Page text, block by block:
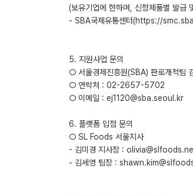
(보유기업에 한하며, 신청제품별 발급
- SBA국제유통센터(https://
5. 지원사업 문의
○ 서울경제진흥원(SBA) 판로개척팀
○ 연락처 : 02-2657-5702
○ 이메일 : ej1120@sba.seoul.kr
6. 플랫폼 입점 문의
○ SL Foods 서울지사
- 김미경 지사장 :
- 김세영 팀장 :